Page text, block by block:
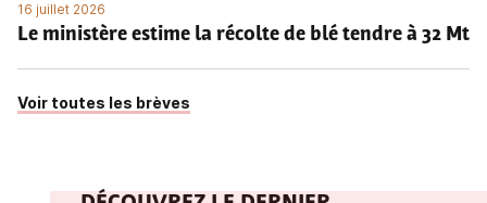
16 juillet 2026
Le ministère estime la récolte de blé tendre à 32 Mt
Voir toutes les brèves